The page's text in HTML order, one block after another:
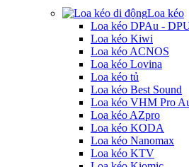
Loa kéo
Loa kéo DPAu -
Loa kéo Kiwi
Loa kéo ACNOS
Loa kéo Lovina
Loa kéo tủ
Loa kéo Best Sound
Loa kéo VHM Pro
Loa kéo AZpro
Loa kéo KODA
Loa kéo Nanomax
Loa kéo KTV